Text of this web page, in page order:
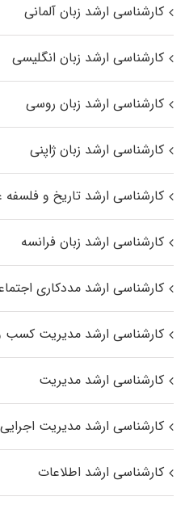
کارشناسی ارشد زبان آلمانی
کارشناسی ارشد زبان انگلیسی
کارشناسی ارشد زبان روسی
کارشناسی ارشد زبان ژاپنی
کارشناسی ارشد تاریخ و فلسفه
کارشناسی ارشد زبان فرانسه
کارشناسی ارشد مددکاری
کارشناسی ارشد مدیریت کسب
کارشناسی ارشد مدیریت
کارشناسی ارشد مدیریت اجرایی
کارشناسی ارشد اطلاعات